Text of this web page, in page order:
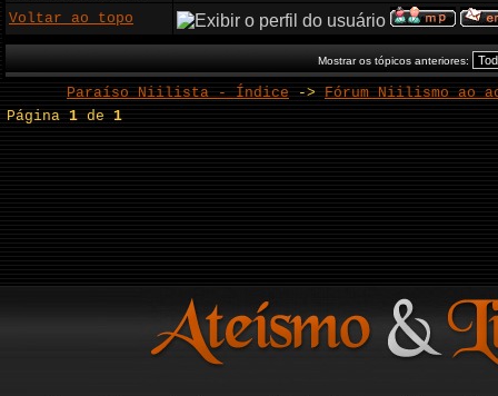
Voltar ao topo
Mostrar os tópicos anteriores:
Paraíso Niilista - Índice -> Fórum Niilismo ao
Página1 de1